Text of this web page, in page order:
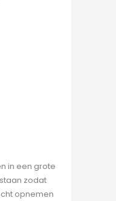
in een grote
zodat
opnemen